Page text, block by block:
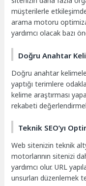
müşterilerle
arama motoru
yardımcı olacak bazı
Doğru Anahtar
Doğru anahtar
yaptığı terimlere
kelime araştırması
rekabeti
Teknik SEO’yı
Web sitenizin teknik
motorlarının sitenizi
yardımcı olur. URL
unsurları düzenlemek